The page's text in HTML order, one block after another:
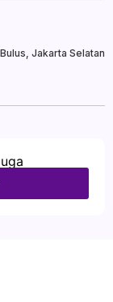
Jakarta Selatan